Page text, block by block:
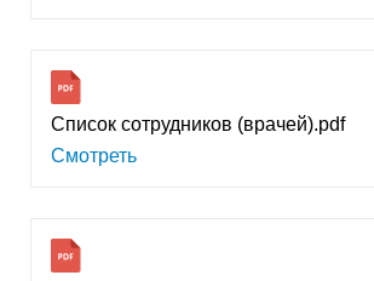
Список сотрудников (врачей).pdf
Смотреть